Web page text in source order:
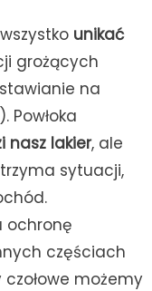
unikać
grożących
na
nasz lakier, ale
sytuacji,
ochronę
częściach
możemy